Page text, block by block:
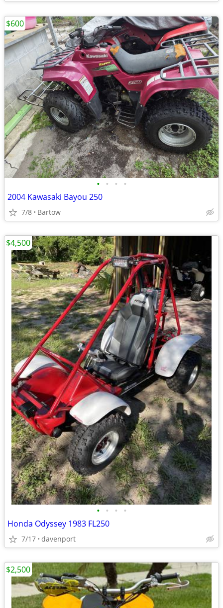
• • • •
2004 Kawasaki Bayou 250
7/8 Bartow
$600
• • • •
Honda Odyssey 1983 FL250
7/17 davenport
$4,500
$2,500